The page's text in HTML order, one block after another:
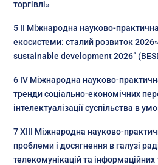
торгівлі»
5 ІІ Міжнародна науково-
екосистеми: сталий розвиток
sustainable development 2026”
6 ІV Міжнародна науково-
тренди соціально-економічних
інтелектуалізації суспільства в
7 XІІІ Міжнародна науково-
проблеми і досягнення в галузі
телекомунікацій та інформаційних